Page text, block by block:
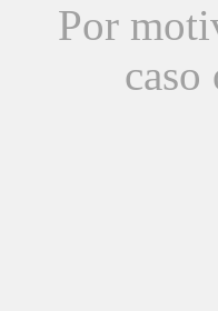
Por
caso